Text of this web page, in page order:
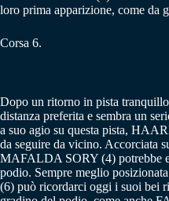
loro prima apparizione, come da
Corsa 6.
Dopo un ritorno in pista
distanza preferita e sembra un
a suo agio su questa pista,
da seguire da vicino. Accorciata
MAFALDA SORY (4) potrebbe
podio. Sempre meglio
(6) può ricordarci oggi i suoi bei